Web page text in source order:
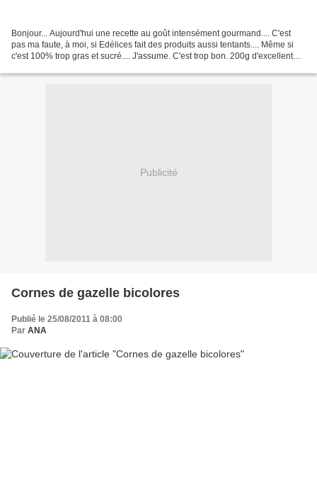
Bonjour... Aujourd'hui une recette au goût intensément gourmand.... C'est
pas ma faute, à moi, si Edélices fait des produits aussi tentants.... Même si
c'est 100% trop gras et sucré.... J'assume. C'est trop bon. 200g d'excellent
Publicité
Cornes de gazelle bicolores
Publié le 25/08/2011 à 08:00
Par ANA